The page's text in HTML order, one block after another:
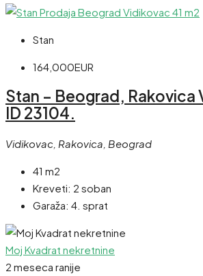
Stan
164,000EUR
Stan – Beograd, Rakovica
ID 23104.
Vidikovac, Rakovica, Beograd
41 m2
Kreveti: 2 soban
Garaža: 4. sprat
Moj Kvadrat nekretnine
2 meseca ranije